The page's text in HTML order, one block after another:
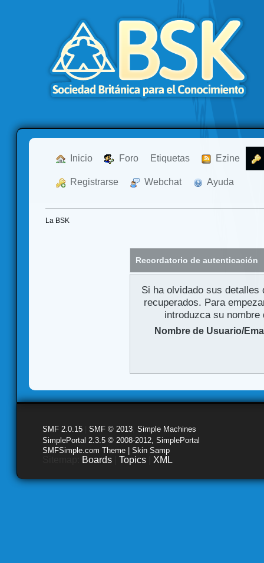
Inicio Foro Etiquetas Ezine
Registrarse Webchat Ayuda
La BSK
Recordatorio de autenticación
Si ha olvidado sus
recuperados. Para
introduzca su
Nombre de Usuario/
SMF 2.0.15 SMF © 2013 Simple Machines
SimplePortal 2.3.5 © 2008-2012, SimplePortal
SMFSimple.com Theme | Skin Samp
Boards Topics XML